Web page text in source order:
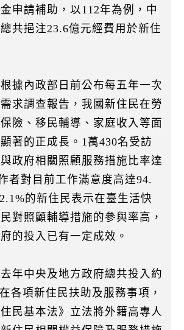
申請補助，以112年為例，中
共挹注23.6億元經費用於新住
據內政部日前公布每五年一次
求調查報告，我國新住民在勞
險、移民輔導、家庭收入等面
著的正成長。1萬430名受訪
政府相關照顧服務措施比率達
者對目前工作滿意度高達94.
的新住民表示在臺生活快
對照顧輔導措施的參與率高，
的投入已有一定成效。
年中央及地方政府總共投入約
各項新住民扶助及服務事項，
民基本法》立法將外籍高專人